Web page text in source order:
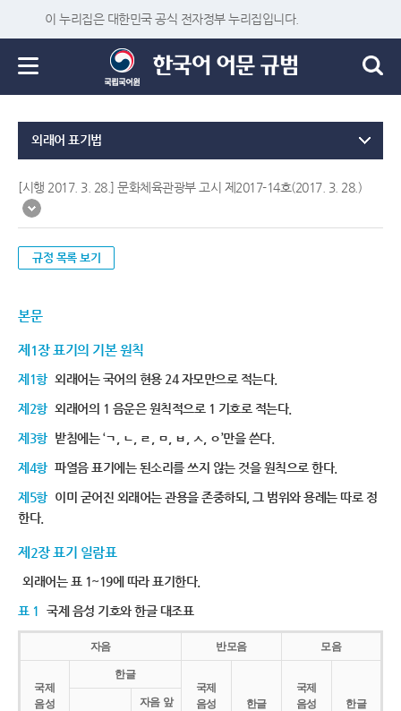
이 누리집은 대한민국 공식 전자정부 누리집입니다.
외래어 표기법
[시행 2017. 3. 28.] 문화체육관광부 고시 제2017-14호(2017. 3. 28.)
규정 목록 보기
본문
제1장 표기의 기본 원칙
제1항 외래어는 국어의 현용 24 자모만으로 적는다.
제2항 외래어의 1 음운은 원칙적으로 1 기호로 적는다.
제3항 받침에는 ‘ㄱ, ㄴ, ㄹ, ㅁ, ㅂ, ㅅ, ㅇ’만을 쓴다.
제4항 파열음 표기에는 된소리를 쓰지 않는 것을 원칙으로 한다.
제5항 이미 굳어진 외래어는 관용을 존중하되, 그 범위와 용례는 따로 정
한다.
제2장 표기 일람표
외래어는 표 1~19에 따라 표기한다.
표 1 국제 음성 기호와 한글 대조표
자음 반모음 모음
국제
음성
한글
국제
음성
한글
국제
음성
한글
자음 앞